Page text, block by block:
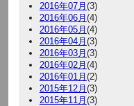
2016年07月 (3)
2016年06月 (4)
2016年05月 (4)
2016年04月 (3)
2016年03月 (3)
2016年02月 (4)
2016年01月 (2)
2015年12月 (3)
2015年11月 (3)